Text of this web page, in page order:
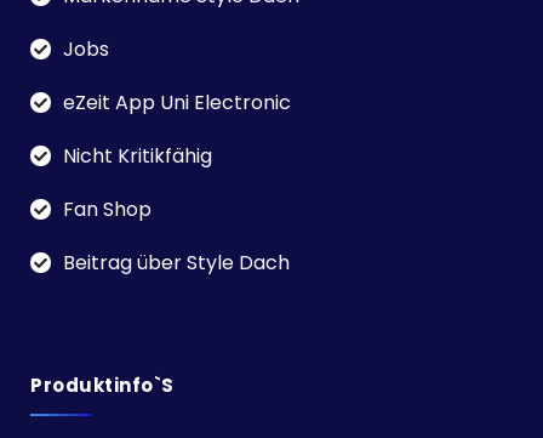
Jobs
eZeit App Uni Electronic
Nicht Kritikfähig
Fan Shop
Beitrag über Style Dach
Produktinfo`s